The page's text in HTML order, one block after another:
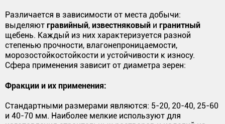
Различается в зависимости от места добычи:
выделяют гравийный, известняковый и гранитный
щебень. Каждый из них характеризуется разной
степенью прочности, влагонепроницаемости,
морозостойкостойкости и устойчивости к износу.
Сфера применения зависит от диаметра зерен:
Фракции и их применения:
Стандартными размерами являются: 5-20, 20-40, 25-60
и 40-70 мм. Наиболее мелкие используют для